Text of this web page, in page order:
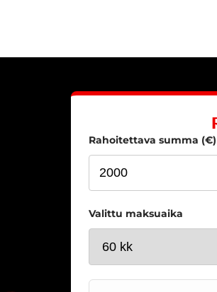
Rahoitettava summa (€)
Valittu maksuaika